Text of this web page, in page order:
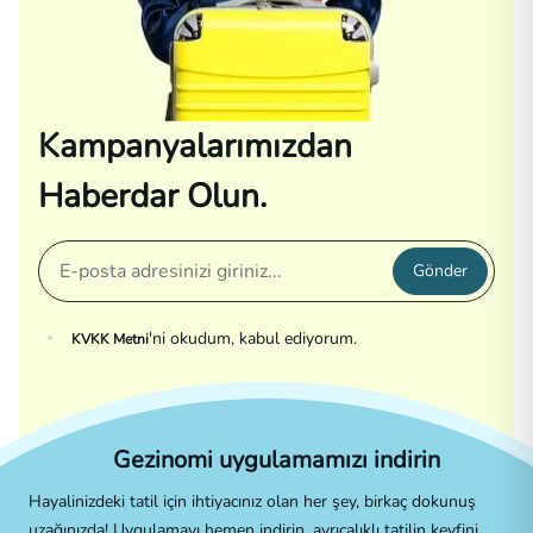
Kampanyalarımızdan
Haberdar Olun.
Gönder
KVKK Metni'ni okudum, kabul ediyorum.
Gezinomi uygulamamızı indirin
Hayalinizdeki tatil için ihtiyacınız olan her şey, birkaç dokunuş